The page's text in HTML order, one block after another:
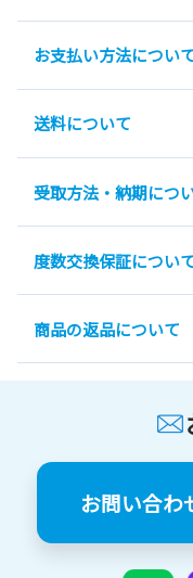
お支払い方法につい
送料について
受取方法・納期につ
度数交換保証につい
商品の返品について
お問い合わ